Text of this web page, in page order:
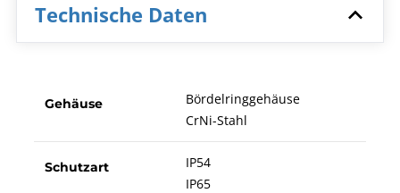
Technische Daten
Gehäuse
Bördelringgehäuse
CrNi-Stahl
Schutzart
IP54
IP65